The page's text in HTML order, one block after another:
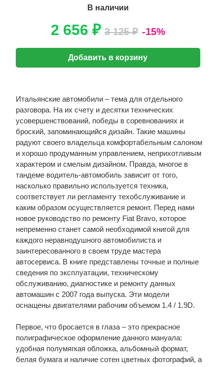
В наличии
2 656 ₽ 3 125 ₽ -15%
Добавить в корзину
Итальянские автомобили – тема для отдельного
разговора. На их счету и десятки технических
усовершенствований, победы в соревнованиях и
броский, запоминающийся дизайн. Такие машины
радуют своего владельца комфортабельным салоном
и хорошо продуманным управлением, неприхотливым
характером и смелым дизайном. Правда, многое в
тандеме водитель-автомобиль зависит от того,
насколько правильно используется техника,
соответствует ли регламенту техобслуживание и
каким образом осуществляется ремонт. Перед нами
новое руководство по ремонту Fiat Bravo, которое
непременно станет самой необходимой книгой для
каждого неравнодушного автомобилиста и
заинтересованного в своем труде мастера
автосервиса. В книге представлены точные и полные
сведения по эксплуатации, техническому
обслуживанию, диагностике и ремонту данных
автомашин с 2007 года выпуска. Эти модели
оснащены двигателями рабочим объемом 1.4 / 1.9D.
Первое, что бросается в глаза – это прекрасное
полиграфическое оформление данного мануала:
удобная полумягкая обложка, альбомный формат,
белая бумага и наличие сотен цветных фотографий, а